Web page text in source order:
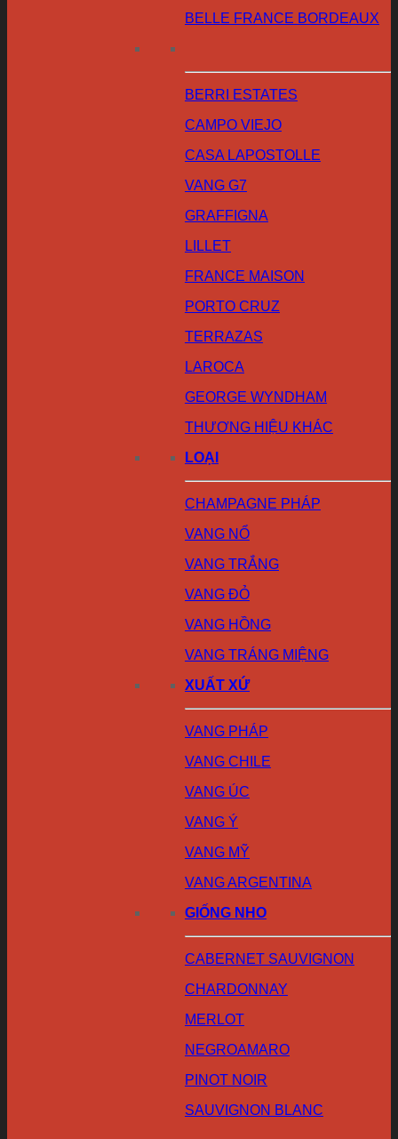
BELLE FRANCE BORDEAUX
BERRI ESTATES
CAMPO VIEJO
CASA LAPOSTOLLE
VANG G7
GRAFFIGNA
LILLET
FRANCE MAISON
PORTO CRUZ
TERRAZAS
LAROCA
GEORGE WYNDHAM
THƯƠNG HIỆU KHÁC
LOẠI
CHAMPAGNE PHÁP
VANG NỔ
VANG TRẮNG
VANG ĐỎ
VANG HỒNG
VANG TRÁNG MIỆNG
XUẤT XỨ
VANG PHÁP
VANG CHILE
VANG ÚC
VANG Ý
VANG MỸ
VANG ARGENTINA
GIỐNG NHO
CABERNET SAUVIGNON
CHARDONNAY
MERLOT
NEGROAMARO
PINOT NOIR
SAUVIGNON BLANC